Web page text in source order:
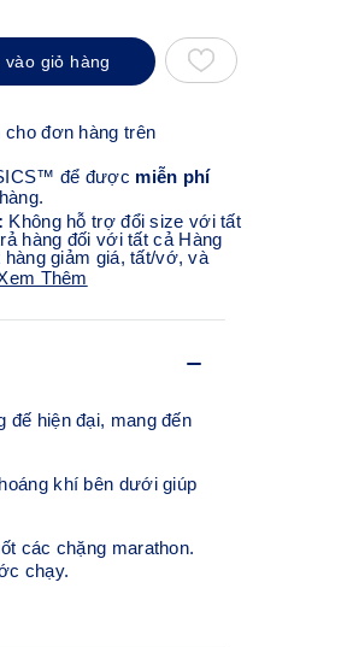
vào giỏ hàng
cho đơn hàng trên
để được miễn phí
Không hỗ trợ đổi size với tất
hàng đối với tất cả Hàng
giảm giá, tất/vớ, và
Thêm
hiện đại, mang đến
khí bên dưới giúp
các chặng marathon.
chạy.